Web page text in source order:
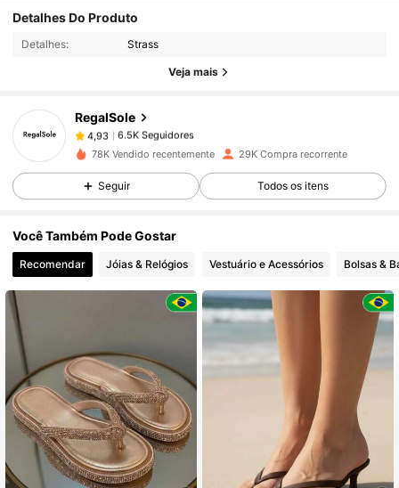
Detalhes Do Produto
Detalhes: Strass
Veja mais
RegalSole
4,93
6.5K Seguidores
r***2 pago1 dia atrás
4,93 6.5K Seguidores
4,93 6.5K Seguidores
6.5K Seguidores
4,93 6.5K Seguidores
4,93 6.5K Seguidores
4,93 6.5K Seguidores
78K Vendido recentemente 29K Compra recorrente
Seguir Todos os itens
Você Também Pode Gostar
Recomendar Jóias & Relógios Vestuário e Acessórios Bolsas &